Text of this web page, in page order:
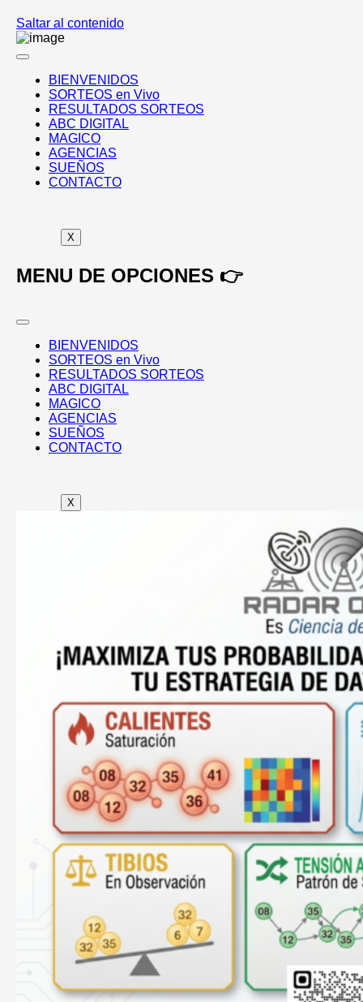
Saltar al contenido
BIENVENIDOS
SORTEOS en Vivo
RESULTADOS SORTEOS
ABC DIGITAL
MAGICO
AGENCIAS
SUEÑOS
CONTACTO
X
MENU DE OPCIONES 👉
BIENVENIDOS
SORTEOS en Vivo
RESULTADOS SORTEOS
ABC DIGITAL
MAGICO
AGENCIAS
SUEÑOS
CONTACTO
X